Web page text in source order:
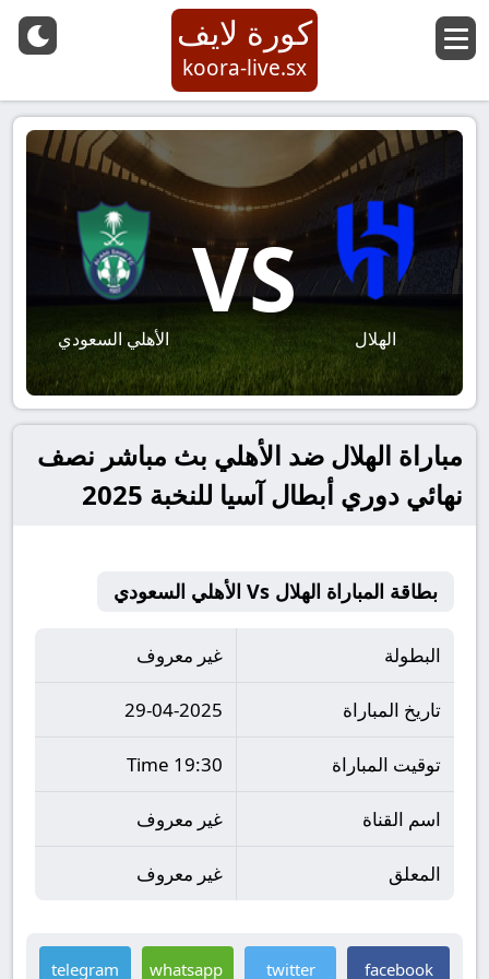
كورة لايف
koora-live.sx
الهلال
VS
الأهلي السعودي
مباراة الهلال ضد الأهلي بث مباشر نصف
نهائي دوري أبطال آسيا للنخبة 2025
بطاقة المباراة الهلال Vs الأهلي السعودي
البطولة غير معروف
تاريخ المباراة 29-04-2025
توقيت المباراة 19:30 Time
اسم القناة غير معروف
المعلق غير معروف
facebook
twitter
whatsapp
telegram